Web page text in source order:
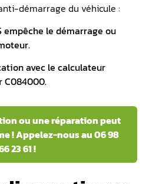
démarrage du véhicule :
empêche le démarrage ou
avec le calculateur
C084000.
ou une réparation peut
! Appelez-nous au 06 98
23 61 !